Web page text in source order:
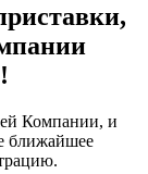
Компании, и
ближайшее